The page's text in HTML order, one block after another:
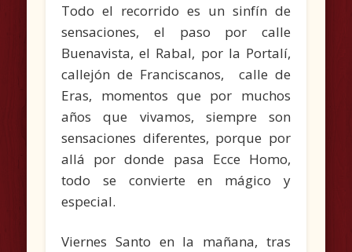
Todo el recorrido es un sinfín de
sensaciones, el paso por calle
Buenavista, el Rabal, por la Portalí,
callejón de Franciscanos, calle de
Eras, momentos que por muchos
años que vivamos, siempre son
sensaciones diferentes, porque por
allá por donde pasa Ecce Homo,
todo se convierte en mágico y
especial.
Viernes Santo en la mañana, tras